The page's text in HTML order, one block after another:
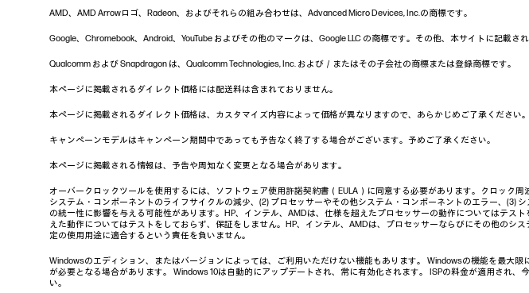
AMD、AMD Arrowロゴ、Radeon、およびそれらの組み合わせは、Advanced Micro Devices, Inc.の商標です。
Google、Chromebook、Android、YouTube およびその他のマークは、Google LLC の商標です。その他、本サイトに記載
Qualcomm および Snapdragon は、Qualcomm Technologies, Inc. および／またはその子会社の商標または登録商標です。
本ページに掲載されるダイレクト価格には配送料は含まれておりません。
本ページに掲載されるダイレクト価格は、カスタマイズ内容によって価格が異なりますので、あらかじめご了承ください。
キャンペーンモデルはキャンペーン期間中であっても予告なく終了する場合がございます。予めご了承ください。
本ページに掲載される情報は、予告や周知なく変更となる場合があります。
オーバークロックツールを使用するには、ソフトウェア使用許諾契約書（EULA）に同意する必要があります。クロック
システム・コンポーネントのライフサイクルの減少、(2) プロセッサーやその他システム・コンポーネントのエラー、(3)
の統一性に影響を与える可能性があります。HP、インテル、AMDは、仕様を超えたプロセッサーの動作についてはテ
えた動作についてはテストをしておらず、保証をしません。HP、インテル、AMDは、プロセッサーならびにその他の
定の使用用途に適合するという責任を負いません。
Windowsのエディション、またはバージョンによっては、ご利用いただけない機能もあります。 Windowsの機能を最大
が必要となる場合があります。 Windows 10は自動的にアップデートされ、常に有効化されます。 ISPの料金が適用され、
い。